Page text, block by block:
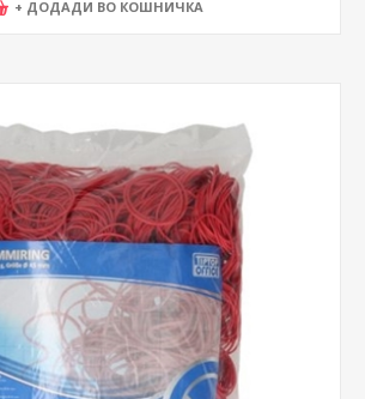
+ ДОДАДИ ВО КОШНИЧКА